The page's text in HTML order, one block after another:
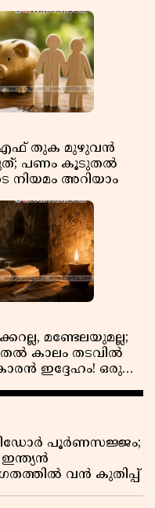
എഫ് തുക മുഴുവൻ
പണം കൂടുതൽ
അറിയാം
മണ്ടേലയുമല്ല;
കാലം തടവിൽ
ഇദ്ദേഹം! ഒരു
പൂർണസജ്ജം;
വൻ കുതിപ്പ്